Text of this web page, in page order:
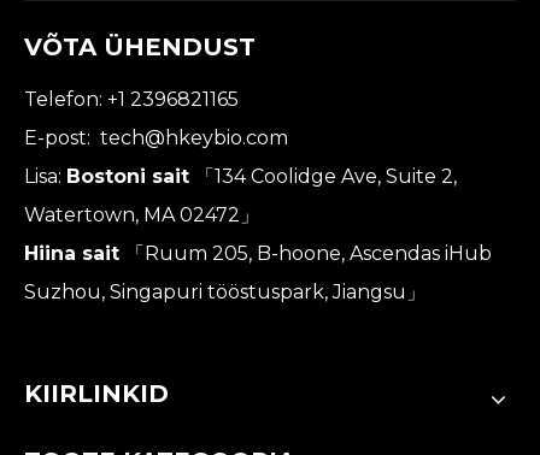
VÕTA ÜHENDUST
Telefon: +1 2396821165
E-post: tech@hkeybio.com
Lisa: Bostoni sait
「134 Coolidge Ave, Suite 2,
Watertown, MA 02472」
Hiina sait
「Ruum 205, B-hoone, Ascendas iHub
Suzhou, Singapuri tööstuspark, Jiangsu」
KIIRLINKID